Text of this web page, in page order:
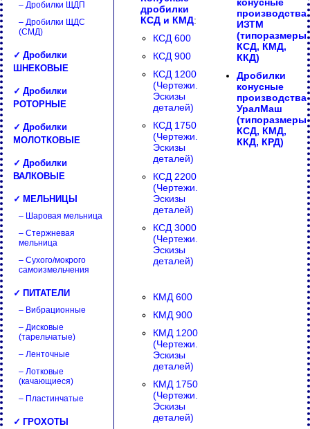
– Дробилки ЩДП
– Дробилки ЩДС
(СМД)
✓ Дробилки
ШНЕКОВЫЕ
✓ Дробилки
РОТОРНЫЕ
✓ Дробилки
МОЛОТКОВЫЕ
✓ Дробилки
ВАЛКОВЫЕ
✓ МЕЛЬНИЦЫ
– Шаровая мельница
– Стержневая
мельница
– Сухого/мокрого
самоизмельчения
✓ ПИТАТЕЛИ
– Вибрационные
– Дисковые
(тарельчатые)
– Ленточные
– Лотковые
(качающиеся)
– Пластинчатые
✓ ГРОХОТЫ
дробилки
КСД и КМД:
КСД 600
КСД 900
КСД 1200
(Чертежи.
Эскизы
деталей)
КСД 1750
(Чертежи.
Эскизы
деталей)
КСД 2200
(Чертежи.
Эскизы
деталей)
КСД 3000
(Чертежи.
Эскизы
деталей)
КМД 600
КМД 900
КМД 1200
(Чертежи.
Эскизы
деталей)
КМД 1750
(Чертежи.
Эскизы
деталей)
производства
ИЗТМ
(типоразмеры
КСД, КМД,
ККД)
Дробилки
конусные
производства
УралМаш
(типоразмеры
КСД, КМД,
ККД, КРД)